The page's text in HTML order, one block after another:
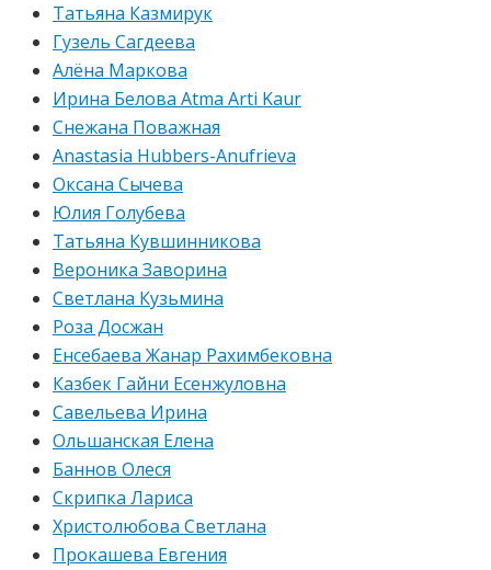
Татьяна Казмирук
Гузель Сагдеева
Алёна Маркова
Ирина Белова Atma Arti Kaur
Снежана Поважная
Anastasia Hubbers-Anufrieva
Оксана Сычева
Юлия Голубева
Татьяна Кувшинникова
Вероника Заворина
Светлана Кузьмина
Роза Досжан
Енсебаева Жанар Рахимбековна
Казбек Гайни Есенжуловна
Савельева Ирина
Ольшанская Елена
Баннов Олеся
Скрипка Лариса
Христолюбова Светлана
Прокашева Евгения